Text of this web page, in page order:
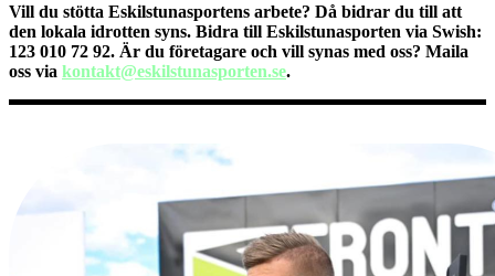
Vill du stötta Eskilstunasportens arbete? Då bidrar du till att
den lokala idrotten syns. Bidra till Eskilstunasporten via Swish:
123 010 72 92. Är du företagare och vill synas med oss? Maila
oss via kontakt@eskilstunasporten.se.